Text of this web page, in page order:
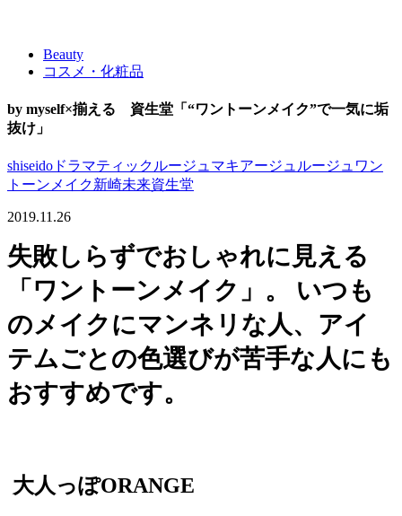
Beauty
コスメ・化粧品
by myself×揃える 資生堂「“ワントーンメイク”で一気に垢
抜け」
shiseido ドラマティックルージュ マキアージュ ルージュ ワン
トーンメイク新崎未来資生堂
2019.11.26
失敗しらずでおしゃれに見える
「ワントーンメイク」。 いつも
のメイクにマンネリな人、アイ
テムごとの色選びが苦手な人にも
おすすめです。
大人っぽORANGE